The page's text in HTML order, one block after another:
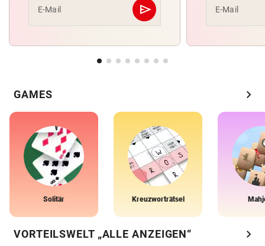
E-Mail send
Abschicken E-Mail
GAMES chevron_right
Solitär Kreuzworträtsel
VORTEILSWELT „ALLE ANZEIGEN“ chevron_right